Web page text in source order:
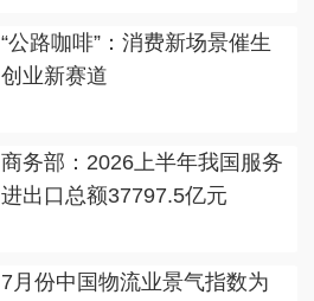
“公路咖啡”：消费新场景催生
创业新赛道
商务部：2026上半年我国服务
进出口总额37797.5亿元
7月份中国物流业景气指数为